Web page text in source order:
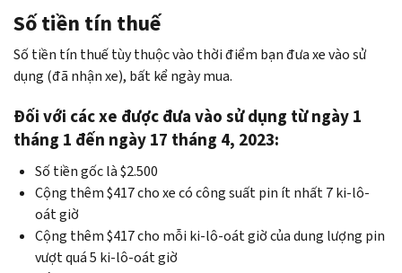
Số tiền tín thuế
Số tiền tín thuế tùy thuộc vào thời điểm bạn đưa xe vào sử
dụng (đã nhận xe), bất kể ngày mua.
Đối với các xe được đưa vào sử dụng từ ngày 1
tháng 1 đến ngày 17 tháng 4, 2023:
Số tiền gốc là $2.500
Cộng thêm $417 cho xe có công suất pin ít nhất 7 ki-lô-
oát giờ
Cộng thêm $417 cho mỗi ki-lô-oát giờ của dung lượng pin
vượt quá 5 ki-lô-oát giờ